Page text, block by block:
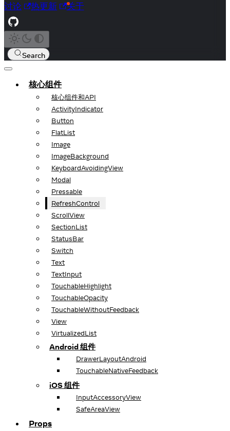
讨论 热更新 关于
Search
核心组件
核心组件和API
ActivityIndicator
Button
FlatList
Image
ImageBackground
KeyboardAvoidingView
Modal
Pressable
RefreshControl
ScrollView
SectionList
StatusBar
Switch
Text
TextInput
TouchableHighlight
TouchableOpacity
TouchableWithoutFeedback
View
VirtualizedList
Android 组件
DrawerLayoutAndroid
TouchableNativeFeedback
iOS 组件
InputAccessoryView
SafeAreaView
Props